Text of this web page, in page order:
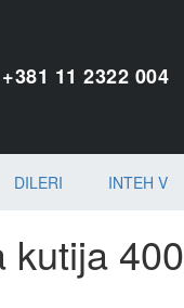
+381 11 2322 004
DILERI INTEH V
kutija